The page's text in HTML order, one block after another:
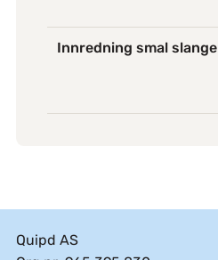
Innredning smal slange
Quipd AS